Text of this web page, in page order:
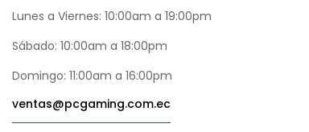
Lunes a Viernes: 10:00am a 19:00pm
Sábado: 10:00am a 18:00pm
Domingo: 11:00am a 16:00pm
ventas@pcgaming.com.ec